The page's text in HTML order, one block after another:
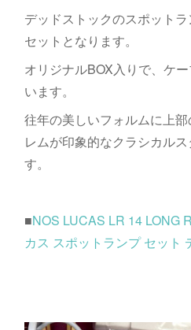
デッドストックのスポット
セットとなります。
オリジナルBOX入りで、ケ
います。
往年の美しいフォルムに上
レムが印象的なクラシカル
す。
■NOS LUCAS LR 14 LONG
カス スポットランプ セット